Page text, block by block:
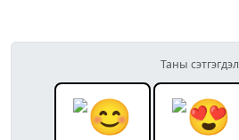
Таны сэтгэгдэл